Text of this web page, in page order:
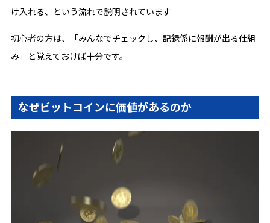
け入れる、という流れで説明されています
初心者の方は、「みんなでチェックし、記録係に報酬が出る仕組
み」と覚えておけば十分です。
なぜビットコインに価値があるのか